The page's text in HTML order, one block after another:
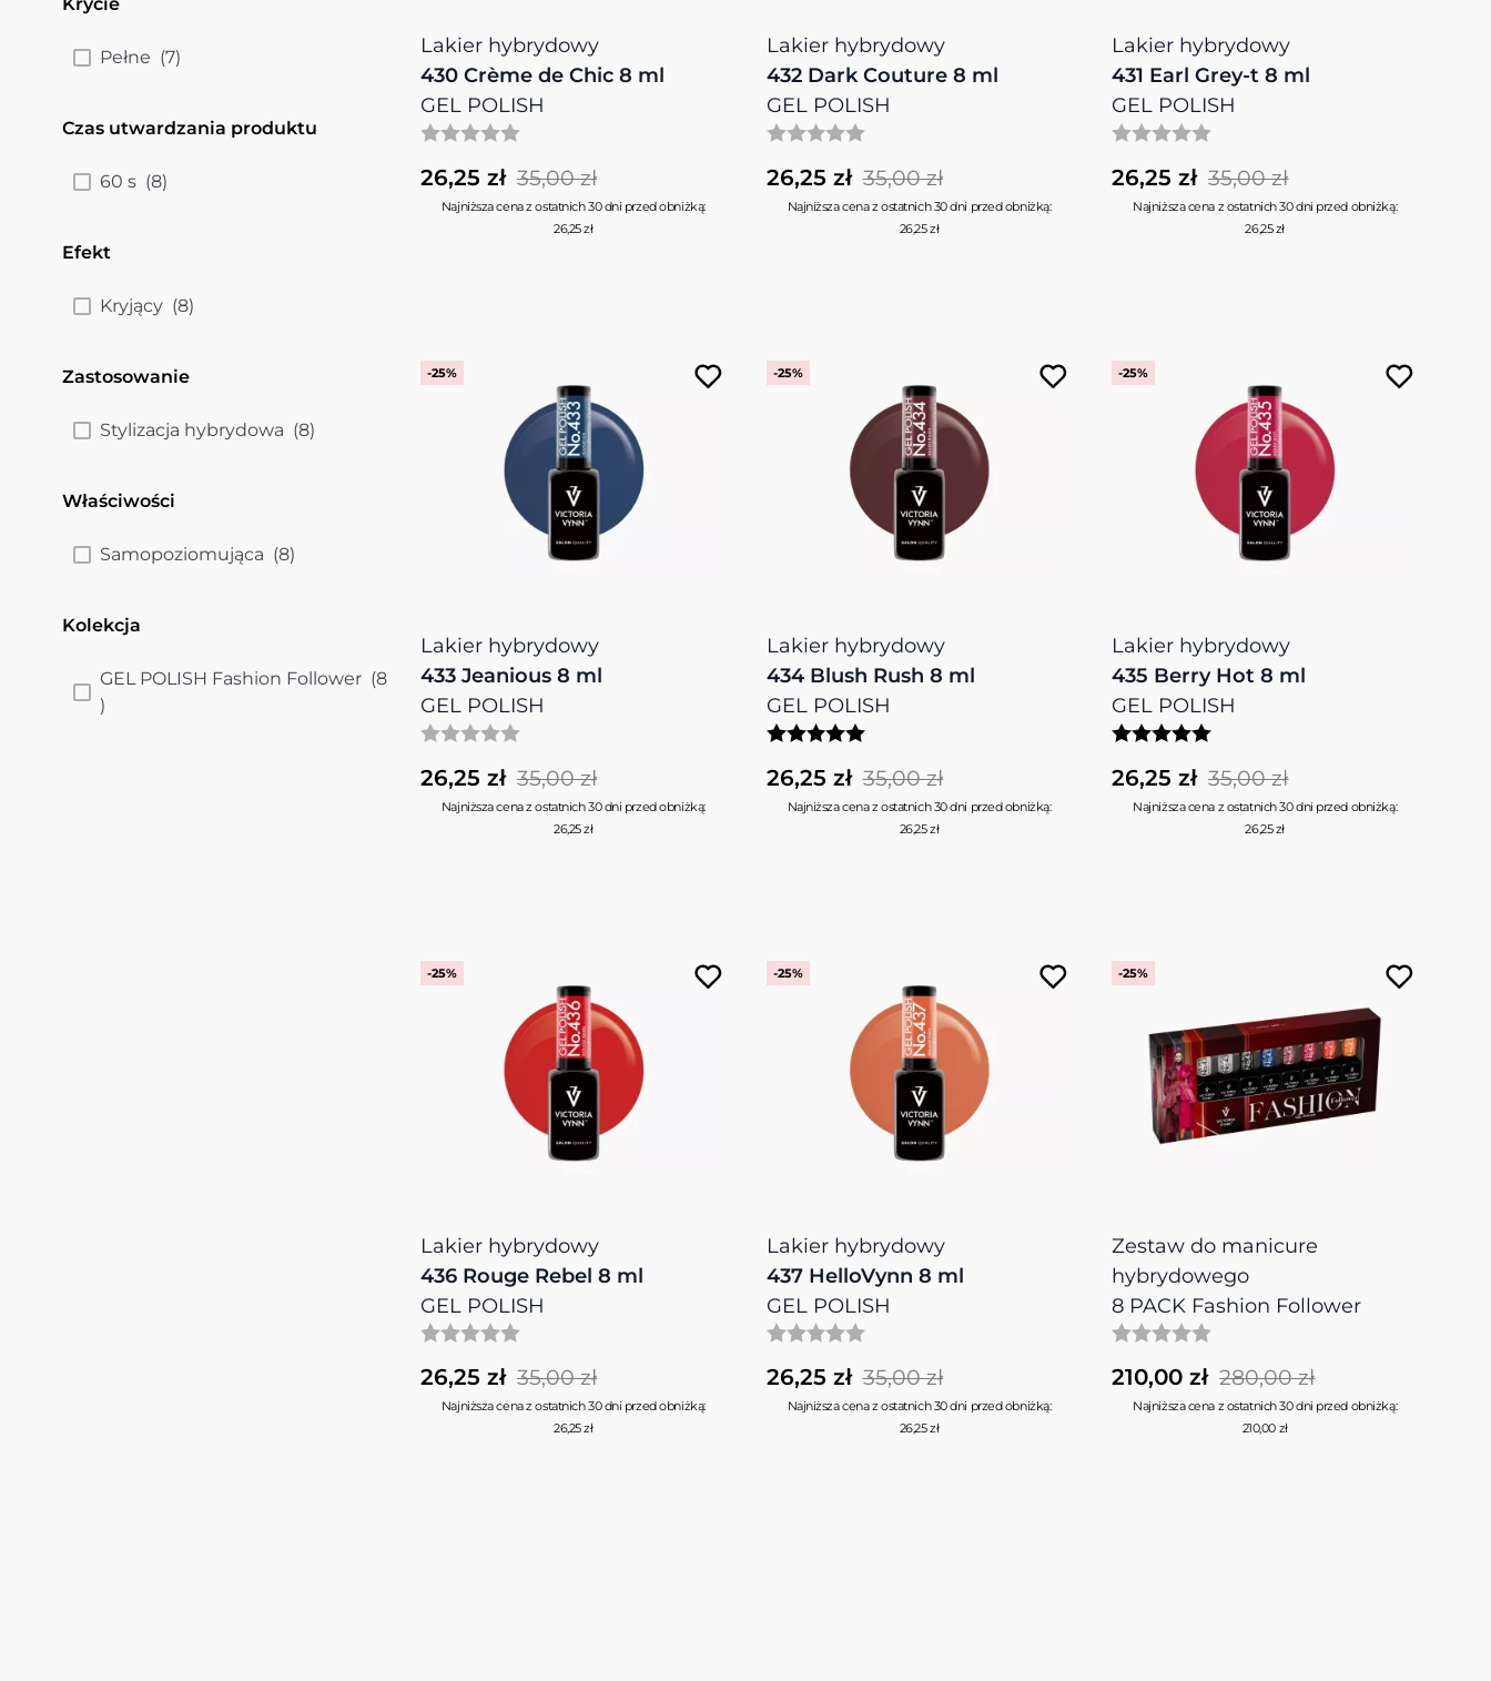
Pełne (7products available
)
Czas utwardzania produktu
60 s (8products available
)
Efekt
Kryjący (8products available
)
Zastosowanie
Stylizacja hybrydowa (8products available
)
Właściwości
Samopoziomująca (8products available
)
Kolekcja
GEL POLISH Fashion Follower (8
products available
)
Lakier hybrydowy
430 Crème de Chic 8 ml
GEL POLISH
26,25 zł 35,00 zł
Najniższa cena z ostatnich 30 dni przed obniżką:
26,25 zł
Lakier hybrydowy
432 Dark Couture 8 ml
GEL POLISH
26,25 zł 35,00 zł
Najniższa cena z ostatnich 30 dni przed obniżką:
26,25 zł
Lakier hybrydowy
431 Earl Grey-t 8 ml
GEL POLISH
26,25 zł 35,00 zł
Najniższa cena z ostatnich 30 dni przed obniżką:
26,25 zł
-25%
Lakier hybrydowy
433 Jeanious 8 ml
GEL POLISH
26,25 zł 35,00 zł
Najniższa cena z ostatnich 30 dni przed obniżką:
26,25 zł
-25%
Lakier hybrydowy
434 Blush Rush 8 ml
GEL POLISH
26,25 zł 35,00 zł
Najniższa cena z ostatnich 30 dni przed obniżką:
26,25 zł
-25%
Lakier hybrydowy
435 Berry Hot 8 ml
GEL POLISH
26,25 zł 35,00 zł
Najniższa cena z ostatnich 30 dni przed obniżką:
26,25 zł
-25%
Lakier hybrydowy
436 Rouge Rebel 8 ml
GEL POLISH
26,25 zł 35,00 zł
Najniższa cena z ostatnich 30 dni przed obniżką:
26,25 zł
-25%
Lakier hybrydowy
437 HelloVynn 8 ml
GEL POLISH
26,25 zł 35,00 zł
Najniższa cena z ostatnich 30 dni przed obniżką:
26,25 zł
-25%
Zestaw do manicure
hybrydowego
8 PACK Fashion Follower
210,00 zł 280,00 zł
Najniższa cena z ostatnich 30 dni przed obniżką:
210,00 zł